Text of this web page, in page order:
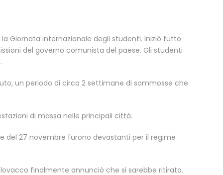
Giornata internazionale degli studenti. Iniziò tutto
del governo comunista del paese. Gli studenti
un periodo di circa 2 settimane di sommosse che
di massa nelle principali città.
del 27 novembre furono devastanti per il regime
finalmente annunciò che si sarebbe ritirato.